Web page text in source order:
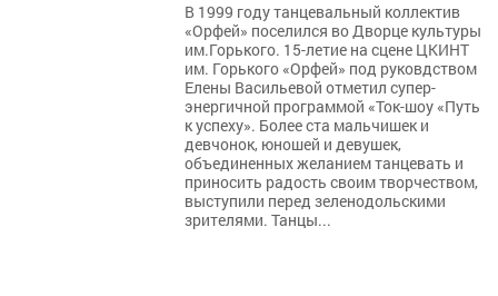
В 1999 году танцевальный коллектив
«Орфей» поселился во Дворце культуры
им.Горького. 15-летие на сцене ЦКИНТ
им. Горького «Орфей» под руковдством
Елены Васильевой отметил супер-
энергичной программой «Ток-шоу «Путь
к успеху». Более ста мальчишек и
девчонок, юношей и девушек,
объединенных желанием танцевать и
приносить радость своим творчеством,
выступили перед зеленодольскими
зрителями. Танцы...